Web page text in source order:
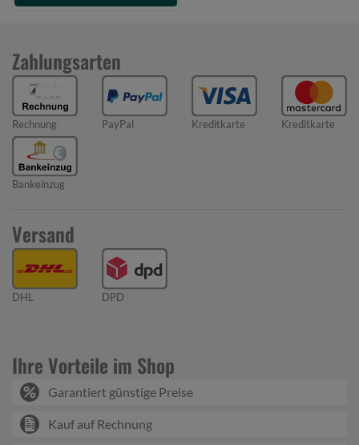
Zahlungsarten
Rechnung PayPal Kreditkarte Kreditkarte
Bankeinzug
Versand
DHL DPD
Ihre Vorteile im Shop
Garantiert günstige Preise
Kauf auf Rechnung